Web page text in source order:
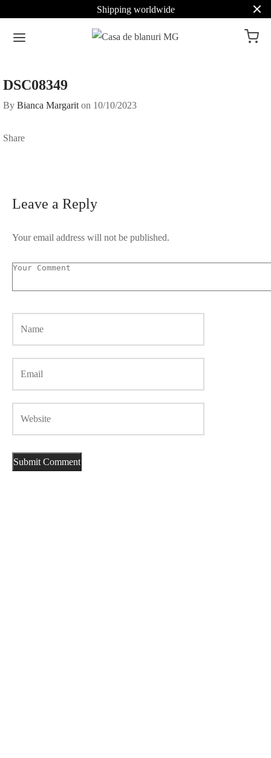
Shipping worldwide
DSC08349
By Bianca Margarit on 10/10/2023
Share
Leave a Reply
Your email address will not be published.